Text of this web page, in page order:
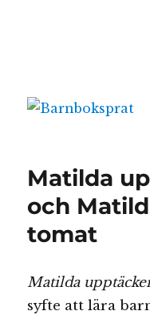
Matilda
och
tomat
Matilda
syfte att lära